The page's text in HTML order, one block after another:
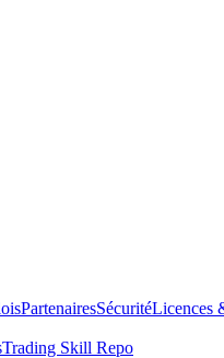
PartenairesSécuritéLicences
Trading Skill Repo